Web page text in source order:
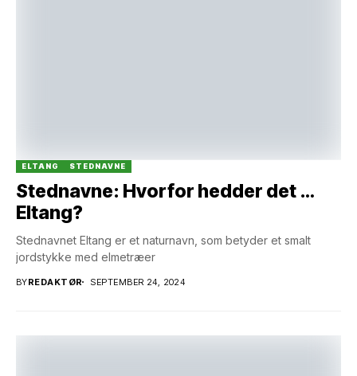
ELTANG STEDNAVNE
Stednavne: Hvorfor hedder det …
Eltang?
Stednavnet Eltang er et naturnavn, som betyder et smalt
jordstykke med elmetræer
BYREDAKTØR SEPTEMBER 24, 2024